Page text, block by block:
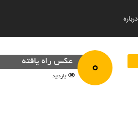
درباره
۰ عکس راه یافته
بازدید